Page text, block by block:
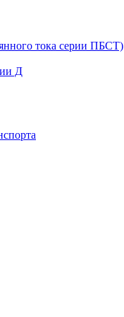
тока серии ПБСТ)
Д